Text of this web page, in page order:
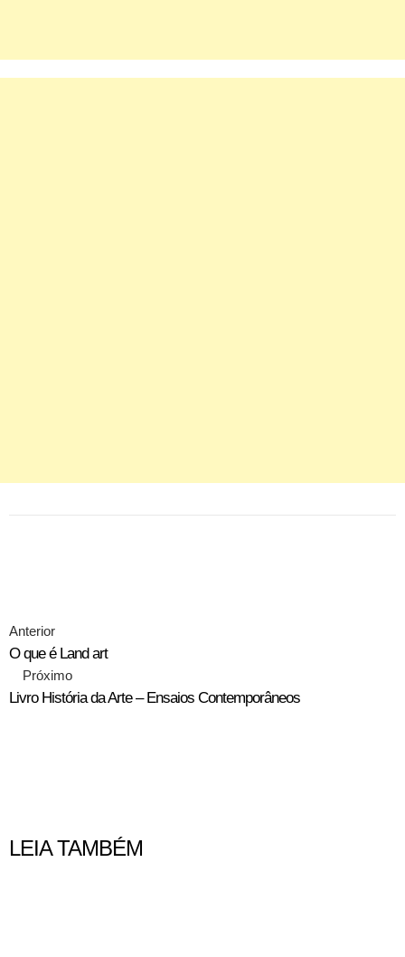
Anterior
O que é Land art
Próximo
Livro História da Arte – Ensaios Contemporâneos
LEIA TAMBÉM